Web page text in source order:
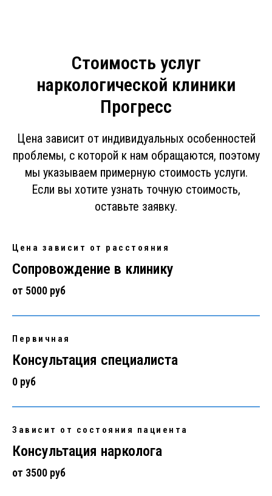
Стоимость услуг
наркологической клиники
Прогресс
Цена зависит от индивидуальных особенностей
проблемы, с которой к нам обращаются, поэтому
мы указываем примерную стоимость услуги.
Если вы хотите узнать точную стоимость,
оставьте заявку.
Цена зависит от расстояния
Сопровождение в клинику
от 5000 руб
Первичная
Консультация специалиста
0 руб
Зависит от состояния пациента
Консультация нарколога
от 3500 руб